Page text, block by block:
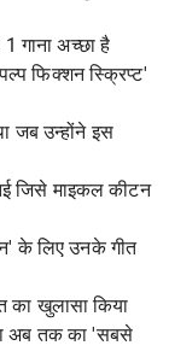
गाना अच्छा है
फिक्शन स्क्रिप्ट'
जब उन्होंने इस
जिसे माइकल कीटन
के लिए उनके गीत
का खुलासा किया
अब तक का 'सबसे